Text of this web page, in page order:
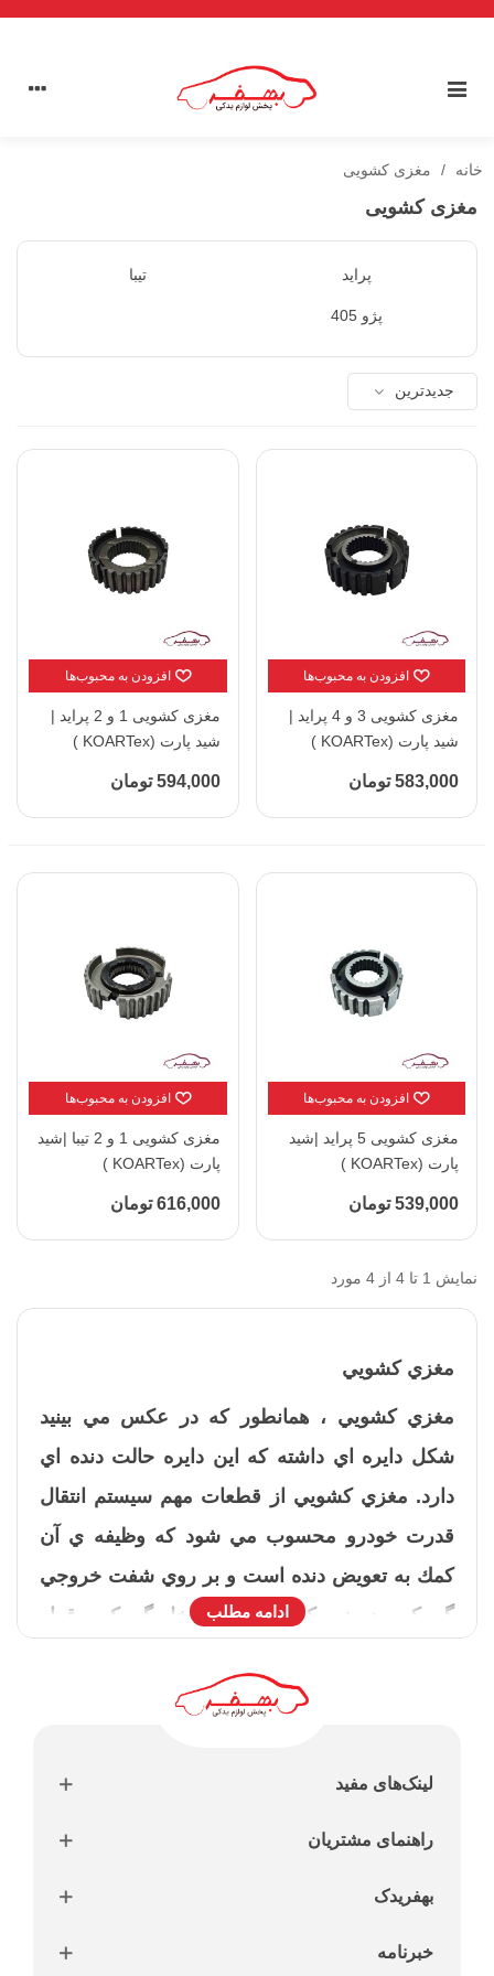
خانه / مغزی کشویی
مغزی کشویی
پراید تیبا
پژو 405
جدیدترین
افزودن به محبوب‌ها
مغزی کشویی 3 و 4 پراید |
شید پارت (KOARTex )
583,000 تومان
افزودن به محبوب‌ها
مغزی کشویی 1 و 2 پراید |
شید پارت (KOARTex )
594,000 تومان
افزودن به محبوب‌ها
مغزی کشویی 5 پراید |شید
پارت (KOARTex )
539,000 تومان
افزودن به محبوب‌ها
مغزی کشویی 1 و 2 تیبا |شید
پارت (KOARTex )
616,000 تومان
نمایش 1 تا 4 از 4 مورد
مغزي كشويي
مغزي كشويي ، همانطور كه در عكس مي بينيد
شكل دايره اي داشته كه اين دايره حالت دنده اي
دارد. مغزي كشويي از قطعات مهم سيستم انتقال
قدرت خودرو محسوب مي شود كه وظيفه ي آن
كمك به تعويض دنده است و بر روي شفت خروجي
گيربكس در زير كشويي و در داخل گيربكس قرار
ادامه مطلب
لینک‌های مفید
راهنمای مشتریان
بهفریدک
خبرنامه